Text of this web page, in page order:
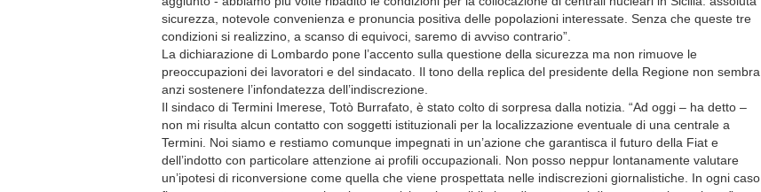
sicurezza, notevole convenienza e pronuncia positiva delle popolazioni interessate. Senza che queste tre
condizioni si realizzino, a scanso di equivoci, saremo di avviso contrario”.
La dichiarazione di Lombardo pone l’accento sulla questione della sicurezza ma non rimuove le
preoccupazioni dei lavoratori e del sindacato. Il tono della replica del presidente della Regione non sembra
anzi sostenere l’infondatezza dell’indiscrezione.
Il sindaco di Termini Imerese, Totò Burrafato, è stato colto di sorpresa dalla notizia. “Ad oggi – ha detto –
non mi risulta alcun contatto con soggetti istituzionali per la localizzazione eventuale di una centrale a
Termini. Noi siamo e restiamo comunque impegnati in un’azione che garantisca il futuro della Fiat e
dell’indotto con particolare attenzione ai profili occupazionali. Non posso neppur lontanamente valutare
un’ipotesi di riconversione come quella che viene prospettata nelle indiscrezioni giornalistiche. In ogni caso,